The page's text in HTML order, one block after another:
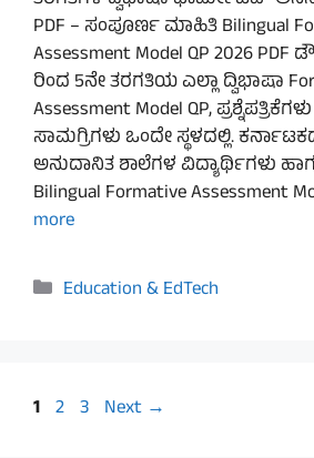
PDF – ಸಂಪೂರ್ಣ ಮಾಹಿತಿ Bilingual
Assessment Model QP 2026
ರಿಂದ 5ನೇ ತರಗತಿಯ ಎಲ್ಲಾ ದ್ವಿಭಾಷಾ
Assessment Model QP,
ಸಾಮಗ್ರಿಗಳು ಒಂದೇ ಸ್ಥಳದಲ್ಲಿ.
ಅನುದಾನಿತ ಶಾಲೆಗಳ ವಿದ್ಯಾರ್ಥಿಗಳು
Bilingual Formative Assessment
more
Categories
Education & EdTech
Page
1 Page
2 Page
3 Next →